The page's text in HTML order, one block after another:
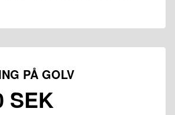
PÅ GOLV
SEK